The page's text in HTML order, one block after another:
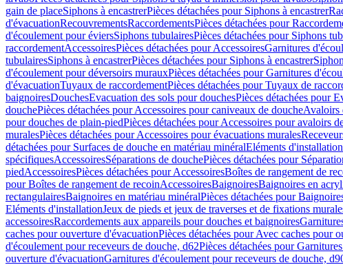
gain de placeSiphons à encastrerPièces détachées pour Siphons à encastrer
d'évacuationRecouvrementsRaccordementsPièces détachées pour
d'écoulement pour éviersSiphons tubulairesPièces détachées pour Siphons
raccordementAccessoiresPièces détachées pour AccessoiresGarnitures
tubulairesSiphons à encastrerPièces détachées pour Siphons à encastrer
d'écoulement pour déversoirs murauxPièces détachées pour Garnitures
d'évacuationTuyaux de raccordementPièces détachées pour Tuyaux de
baignoiresDouchesEvacuation des sols pour douchesPièces détachées pour
douchePièces détachées pour Accessoires pour caniveaux de doucheAvaloirs
pour douches de plain-piedPièces détachées pour Accessoires pour avaloirs
muralesPièces détachées pour Accessoires pour évacuations murales
détachées pour Surfaces de douche en matériau minéralEléments d'installation
spécifiquesAccessoiresSéparations de douchePièces détachées pour
piedAccessoiresPièces détachées pour AccessoiresBoîtes de rangement de
pour Boîtes de rangement de recoinAccessoiresBaignoiresBaignoires en
rectangulairesBaignoires en matériau minéralPièces détachées pour
Eléments d'installationJeux de pieds et jeux de traverses et de fixations
accessoiresRaccordements aux appareils pour douches et baignoires
caches pour ouverture d'évacuationPièces détachées pour Avec caches pour
d'écoulement pour receveurs de douche, d62Pièces détachées pour
ouverture d'évacuationGarnitures d'écoulement pour receveurs de douche,